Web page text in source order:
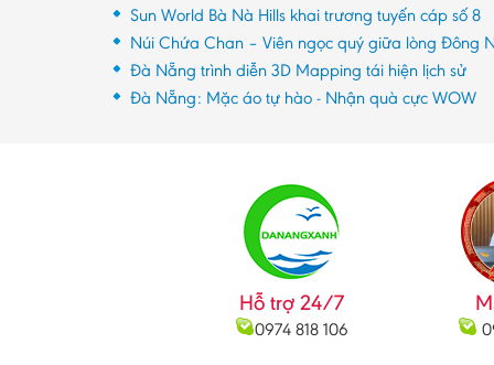
Sun World Bà Nà Hills khai trương tuyến cáp số 8
Núi Chứa Chan – Viên ngọc quý giữa lòng Đông
Đà Nẵng trình diễn 3D Mapping tái hiện lịch sử
Đà Nẵng: Mặc áo tự hào - Nhận quà cực WOW
Hỗ trợ 24/7
0974 818 106